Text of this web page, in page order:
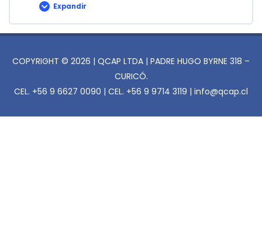
Expandir
Fin
Curso
COPYRIGHT © 2026 | QCAP LTDA | PADRE HUGO BYRNE 318 –
CURICÓ.
CEL. +56 9 6627 0090 | CEL. +56 9 9714 3119 | info@qcap.cl